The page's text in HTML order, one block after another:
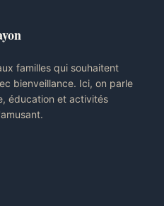
familles qui souhaitent
bienveillance. Ici, on parle
éducation et activités